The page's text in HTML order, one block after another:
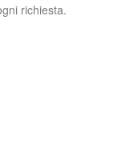
richiesta.